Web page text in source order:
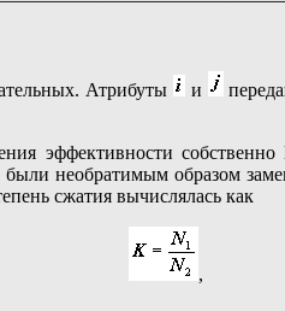
Атрибуты и
эффективности
необратимым образом
сжатия вычислялась как
,